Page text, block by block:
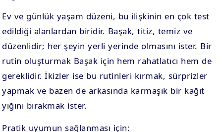
Ev ve günlük yaşam düzeni, bu ilişkinin en çok test
edildiği alanlardan biridir. Başak, titiz, temiz ve
düzenlidir; her şeyin yerli yerinde olmasını ister. Bir
rutin oluşturmak Başak için hem rahatlatıcı hem de
gereklidir. İkizler ise bu rutinleri kırmak, sürprizler
yapmak ve bazen de arkasında karmaşık bir kağıt
yığını bırakmak ister.
Pratik uyumun sağlanması için: